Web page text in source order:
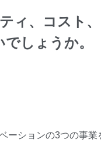
ィ、コスト、
しょうか。
ーションの3つの事